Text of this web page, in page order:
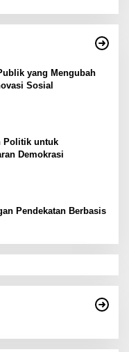
yang Mengubah
Sosial
Politik untuk
Demokrasi
Pendekatan Berbasis